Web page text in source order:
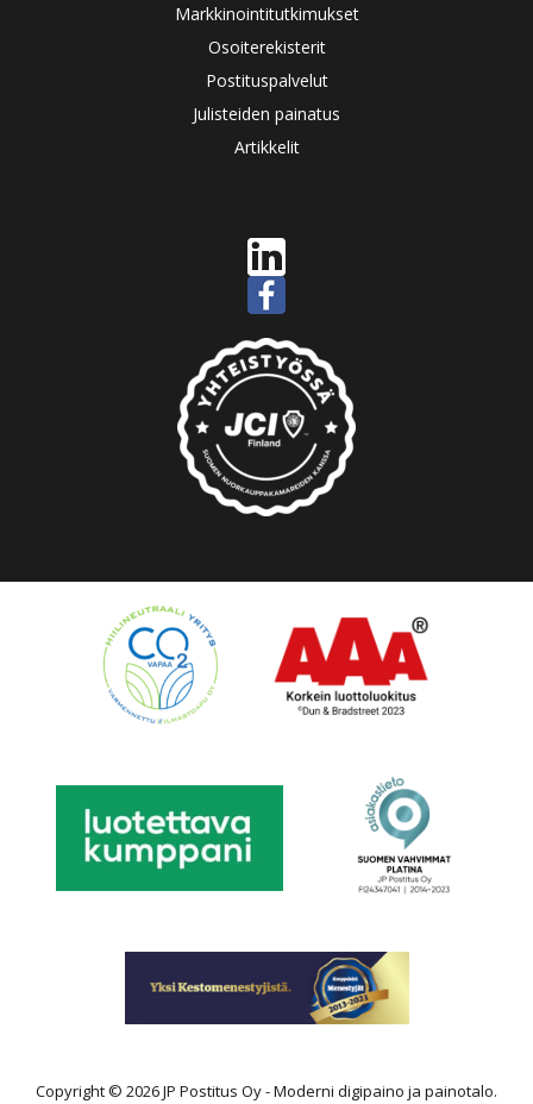
Markkinointitutkimukset
Osoiterekisterit
Postituspalvelut
Julisteiden painatus
Artikkelit
Copyright © 2026 JP Postitus Oy - Moderni digipaino ja painotalo.